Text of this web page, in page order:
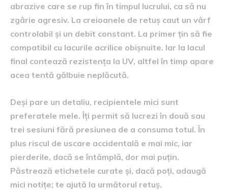
abrazive care se rup fin în timpul lucrului, ca să nu
zgârie agresiv. La creioanele de retuș caut un vârf
controlabil și un debit constant. La primer țin să fie
compatibil cu lacurile acrilice obișnuite. Iar la lacul
final contează rezistența la UV, altfel în timp apare
acea tentă gălbuie neplăcută.
Deși pare un detaliu, recipientele mici sunt
preferatele mele. Îți permit să lucrezi în două sau
trei sesiuni fără presiunea de a consuma totul. În
plus riscul de uscare accidentală e mai mic, iar
pierderile, dacă se întâmplă, dor mai puțin.
Păstrează etichetele curate și, dacă poți, adaugă
mici notițe; te ajută la următorul retuș.